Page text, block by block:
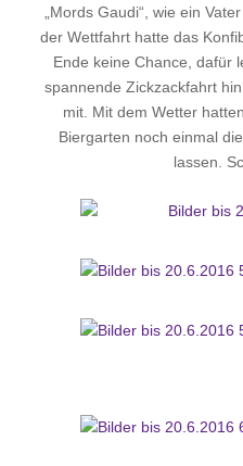
„Mords Gaudi“, wie ein
der Wettfahrt hatte das
Ende keine Chance, dafür
spannende Zickzackfahrt
mit. Mit dem Wetter
Biergarten noch einmal
lassen.